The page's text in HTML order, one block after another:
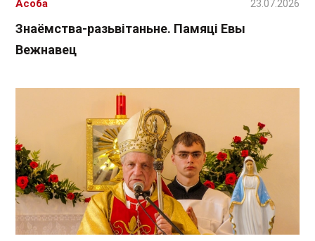
Знаёмства-разьвітаньне. Памяці Евы
Вежнавец
Асоба 23.07.2026